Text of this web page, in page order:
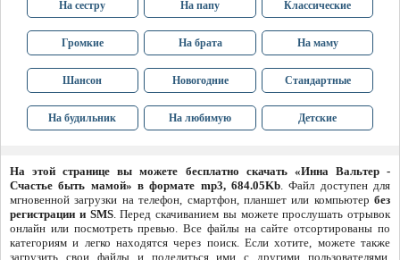
На сестру На папу Классические
Громкие На брата На маму
Шансон Новогодние Стандартные
На будильник На любимую Детские
На этой странице вы можете бесплатно скачать «Инна Вальтер -
Счастье быть мамой» в формате mp3, 684.05Kb. Файл доступен для
мгновенной загрузки на телефон, смартфон, планшет или компьютер без
регистрации и SMS. Перед скачиванием вы можете прослушать отрывок
онлайн или посмотреть превью. Все файлы на сайте отсортированы по
категориям и легко находятся через поиск. Если хотите, можете также
загрузить свои файлы и поделиться ими с другими пользователями.